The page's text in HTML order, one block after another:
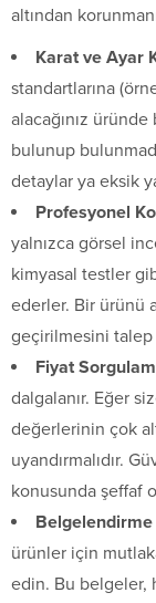
altından
Karat ve Ayar
standartlarına
alacağınız
bulunup
detaylar ya eksik
Profesyonel
yalnızca görsel
kimyasal testler
ederler. Bir ürünü
geçirilmesini talep
Fiyat
dalgalanır. Eğer
değerlerinin çok
uyandırmalıdır.
konusunda şeffaf
ürünler için
edin. Bu belgeler,